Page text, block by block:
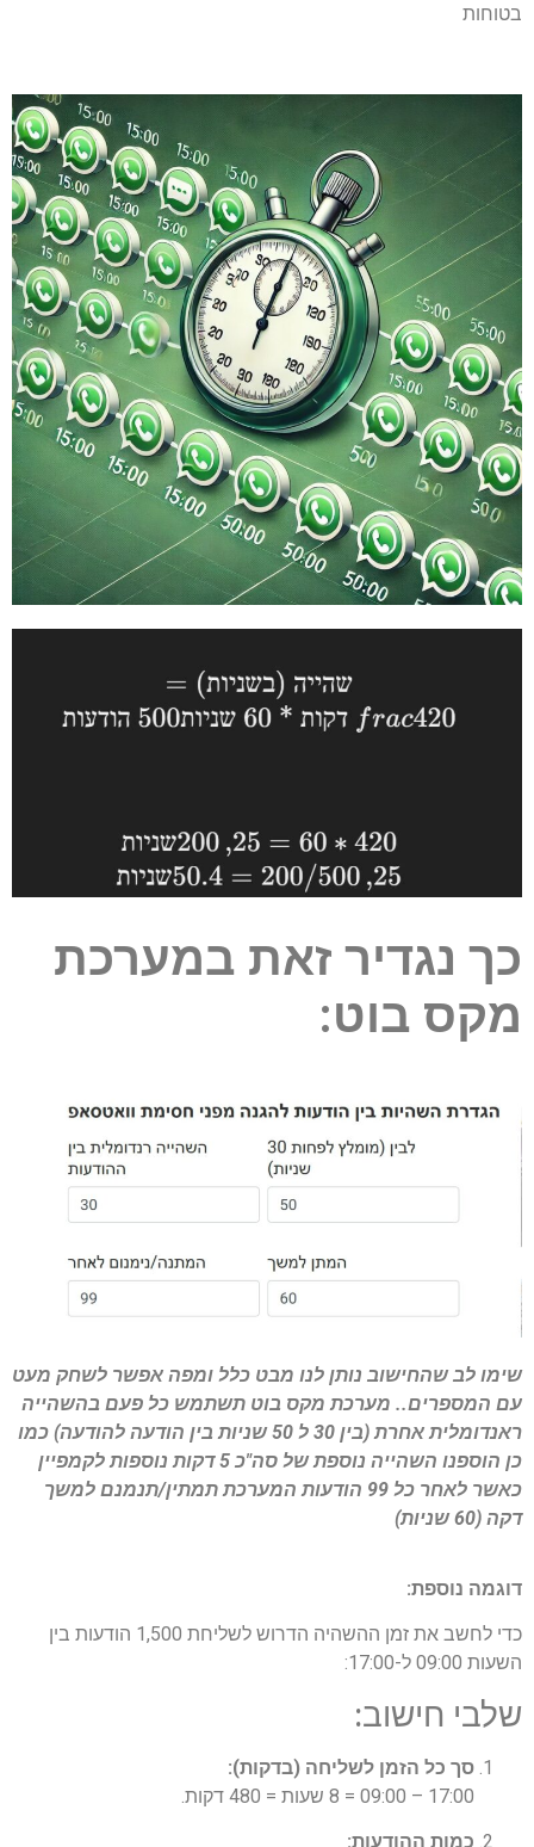
בטוחות
כך נגדיר זאת במערכת
מקס בוט:
שימו לב שהחישוב נותן לנו מבט כלל ומפה אפשר לשחק מעט
עם המספרים.. מערכת מקס בוט תשתמש כל פעם בהשהייה
ראנדומלית אחרת (בין 30 ל 50 שניות בין הודעה להודעה) כמו
כן הוספנו השהייה נוספת של סה"כ 5 דקות נוספות לקמפיין
כאשר לאחר כל 99 הודעות המערכת תמתין/תנמנם למשך
דקה (60 שניות)
דוגמה נוספת:
כדי לחשב את זמן ההשהיה הדרוש לשליחת 1,500 הודעות בין
השעות 09:00 ל-17:00:
שלבי חישוב:
סך כל הזמן לשליחה (בדקות):
17:00 – 09:00 = 8 שעות = 480 דקות.
כמות ההודעות: